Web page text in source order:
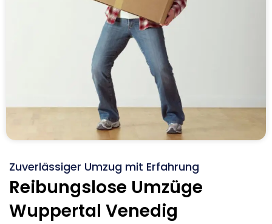
Zuverlässiger Umzug mit Erfahrung
Reibungslose Umzüge
Wuppertal Venedig